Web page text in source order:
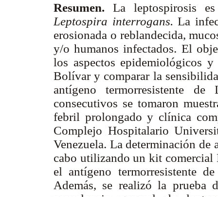
Resumen. La leptospirosis
Leptospira interrogans.La
erosionada o reblandecida,
y/o humanos infectados. El
los aspectos epidemiológicos
Bolívar y comparar la
antígeno termorresistente
consecutivos se tomaron
febril prolongado y clínica
Complejo Hospitalario
Venezuela. La determinación
cabo utilizando un kit
el antígeno termorresistente
Además, se realizó la prueba